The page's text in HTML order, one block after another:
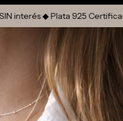
interés ◆ Plata 925